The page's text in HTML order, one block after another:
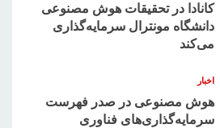
کانادا در تحقیقات هوش مصنوعی
دانشگاه مونترال سرمایه‌گذاری
می‌کند
اخبار
هوش مصنوعی در صدر فهرست
سرمایه‌گذاری‌های فناوری